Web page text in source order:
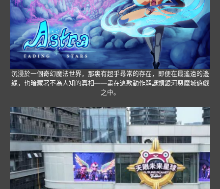
沉浸於一個奇幻魔法世界，那裏有超乎尋常的存在，即便在最遙遠的邊
緣，也暗藏著不為人知的真相——盡在這款動作解謎類銀河惡魔城遊戲
之中。